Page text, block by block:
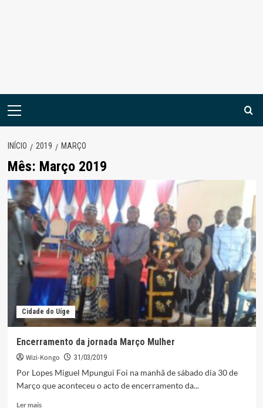
Menu
INÍCIO 2019 MARÇO
Mês: Março 2019
Cidade do Uíge
Encerramento da jornada Março Mulher
Wizi-Kongo 31/03/2019
Por Lopes Miguel Mpungui Foi na manhã de sábado dia 30 de
Março que aconteceu o acto de encerramento da...
Ler maisLeia